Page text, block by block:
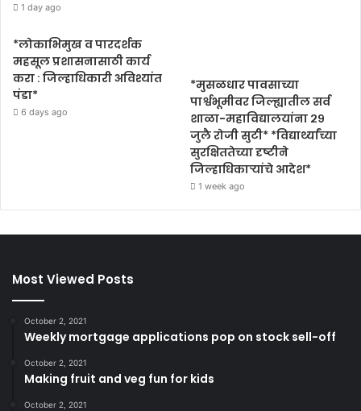
1 day ago
*लोकाभिमुख व पारदर्शक
महसूल प्रशासनासाठी कार्य
करा : जिल्हाधिकारी अविश्यांत
पंडा*
6 days ago
*मुसळधार पावसाच्या
पार्श्वभूमीवर जिल्ह्यातील सर्व
शाळा-महाविद्यालयांना २९
जुलै रोजी सुटी* *विद्यार्थ्यांच्या
सुरक्षिततेच्या दृष्टीने
जिल्हाधिकाऱ्यांचे आदेश*
1 week ago
Most Viewed Posts
October 2, 2021
Weekly mortgage applications pop on stock sell-off
October 2, 2021
Making fruit and veg fun for kids
October 2, 2021